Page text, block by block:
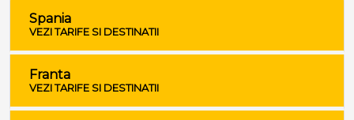
Spania
VEZI TARIFE SI DESTINATII
Franta
VEZI TARIFE SI DESTINATII